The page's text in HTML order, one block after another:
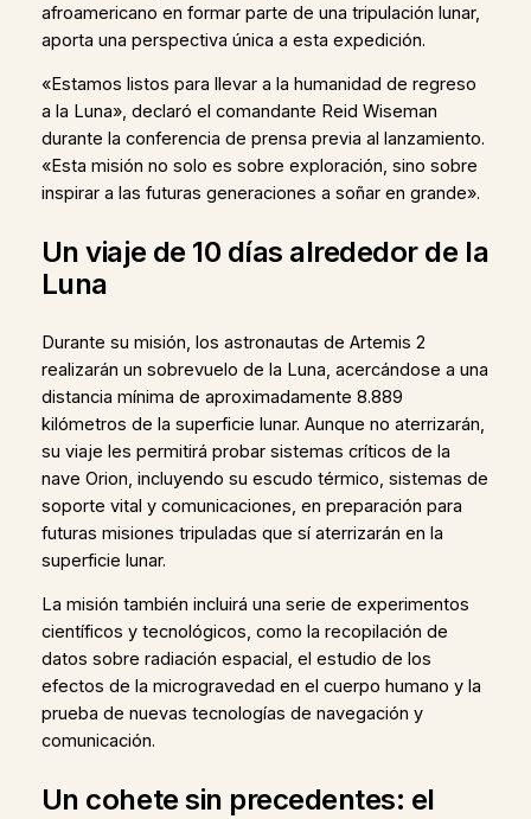
afroamericano en formar parte de una tripulación lunar,
aporta una perspectiva única a esta expedición.
«Estamos listos para llevar a la humanidad de regreso
a la Luna», declaró el comandante Reid Wiseman
durante la conferencia de prensa previa al lanzamiento.
«Esta misión no solo es sobre exploración, sino sobre
inspirar a las futuras generaciones a soñar en grande».
Un viaje de 10 días alrededor de la
Luna
Durante su misión, los astronautas de Artemis 2
realizarán un sobrevuelo de la Luna, acercándose a una
distancia mínima de aproximadamente 8.889
kilómetros de la superficie lunar. Aunque no aterrizarán,
su viaje les permitirá probar sistemas críticos de la
nave Orion, incluyendo su escudo térmico, sistemas de
soporte vital y comunicaciones, en preparación para
futuras misiones tripuladas que sí aterrizarán en la
superficie lunar.
La misión también incluirá una serie de experimentos
científicos y tecnológicos, como la recopilación de
datos sobre radiación espacial, el estudio de los
efectos de la microgravedad en el cuerpo humano y la
prueba de nuevas tecnologías de navegación y
comunicación.
Un cohete sin precedentes: el